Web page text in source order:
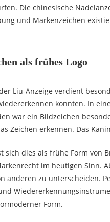
Die chinesische
und Markenzeichen
als frühes Logo
Liu-Anzeige verdient
konnten. In
war ein Bildzeichen
Zeichen erkennen. Das
sich dies als frühe Form von
im heutigen Sinn.
anderen zu unterscheiden.
Form.